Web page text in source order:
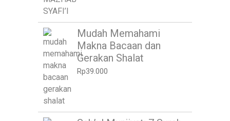
Mudah Memahami
Makna Bacaan dan
Gerakan Shalat
Rp39.000